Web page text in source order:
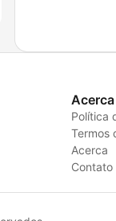
Política
Termos
Acerca
Contato